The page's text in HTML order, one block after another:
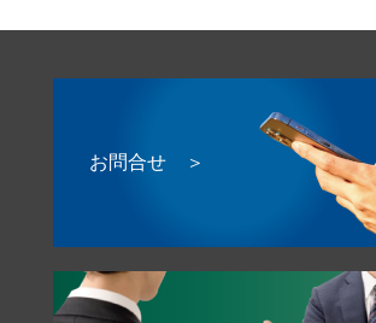
お問合せ ＞